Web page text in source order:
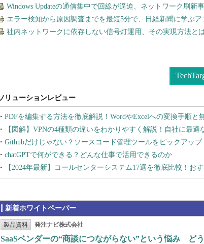
Windows Updateの通信集中で回線が逼迫、ネットワーク刷新
エラー検知から原因調査までを最短5分で、日経新聞に学ぶ
社内ネットワークに依存しない信号灯運用、その実現方法と
PDFを編集する方法を徹底解説！WordやExcelへの変換手順と
【図解】VPNの4種類の違いをわかりやすく解説！自社に最適
Githubだけじゃない？ソースコード管理ツールをピックアップ
chatGPTで何ができる？どんな仕事で活用できるのか
【2024年最新】コールセンターシステム17選を徹底比較！お
新着ホワイトペーパー
製品資料 発注ナビ株式会社
SaaSベンダーの“商談につながらない”という悩み ど